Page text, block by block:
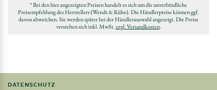
* Bei den hier angezeigten Preisen handelt es sich um die unverbindliche
Preisempfehlung des Herstellers (Wendt & Kühn). Die Händlerpreise können ggf.
davon abweichen. Sie werden später bei der Händlerauswahl angezeigt. Die Preise
verstehen sich inkl. MwSt.zzgl. Versandkosten.
DATENSCHUTZ